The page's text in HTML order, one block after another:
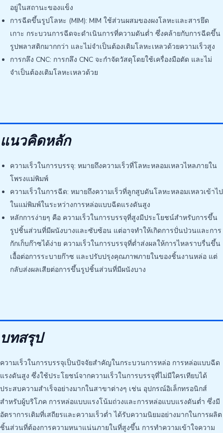
อยู่ในสถานะของแข็ง
การฉีดขึ้นรูปโลหะ (MIM): MIM ใช้ส่วนผสมของผงโลหะและสารยึด
เกาะ กระบวนการฉีดจะดำเนินการที่ความดันต่ำ ซึ่งคล้ายกับการฉีดขึ้น
รูปพลาสติกมากกว่า และไม่จำเป็นต้องเติมโลหะเหลวด้วยความเร็วสูง
การกลึง CNC: การกลึง CNC จะกำจัดวัสดุโดยใช้เครื่องมือตัด และไม่
จำเป็นต้องเติมโลหะเหลวด้วย
แนวคิดหลัก
ความเร็วในการบรรจุ: หมายถึงความเร็วที่โลหะหลอมเหลวไหลภายใน
โพรงแม่พิมพ์
ความเร็วในการฉีด: หมายถึงความเร็วที่ลูกสูบดันโลหะหลอมเหลวเข้าไป
ในแม่พิมพ์ในระหว่างการหล่อแบบฉีดแรงดันสูง
หลักการง่ายๆ คือ ความเร็วในการบรรจุที่สูงมีประโยชน์สำหรับการขึ้น
รูปชิ้นส่วนที่มีผนังบางและซับซ้อน แต่อาจทำให้เกิดการปั่นป่วนและการ
กักเก็บก๊าซได้ง่าย ความเร็วในการบรรจุที่ต่ำส่งผลให้การไหลราบรื่นขึ้น
เอื้อต่อการระบายก๊าซ และปรับปรุงคุณภาพภายในของชิ้นงานหล่อ แต่
กลับส่งผลเสียต่อการขึ้นรูปชิ้นส่วนที่มีผนังบาง
บทสรุป
ความเร็วในการบรรจุเป็นปัจจัยสำคัญในกระบวนการหล่อ การหล่อแบบฉีด
แรงดันสูง ซึ่งใช้ประโยชน์จากความเร็วในการบรรจุที่ไม่มีใครเทียบได้
ประสบความสำเร็จอย่างมากในสาขาต่างๆ เช่น อุปกรณ์อิเล็กทรอนิกส์
สำหรับผู้บริโภค การหล่อแบบแรงโน้มถ่วงและการหล่อแบบแรงดันต่ำ ซึ่งมี
อัตราการเติมที่เสถียรและความเร็วต่ำ ได้รับความนิยมอย่างมากในการผลิต
ชิ้นส่วนที่ต้องการความหนาแน่นภายในที่สูงขึ้น การทำความเข้าใจความ